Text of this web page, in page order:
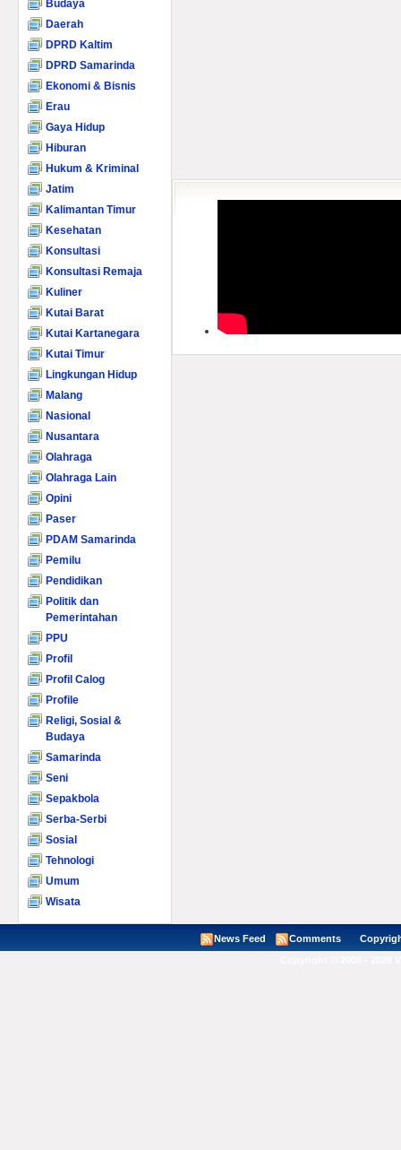
Budaya
Daerah
DPRD Kaltim
DPRD Samarinda
Ekonomi & Bisnis
Erau
Gaya Hidup
Hiburan
Hukum & Kriminal
Jatim
Kalimantan Timur
Kesehatan
Konsultasi
Konsultasi Remaja
Kuliner
Kutai Barat
Kutai Kartanegara
Kutai Timur
Lingkungan Hidup
Malang
Nasional
Nusantara
Olahraga
Olahraga Lain
Opini
Paser
PDAM Samarinda
Pemilu
Pendidikan
Politik dan
Pemerintahan
PPU
Profil
Profil Calog
Profile
Religi, Sosial &
Budaya
Samarinda
Seni
Sepakbola
Serba-Serbi
Sosial
Tehnologi
Umum
Wisata
News Feed Comments Copyright